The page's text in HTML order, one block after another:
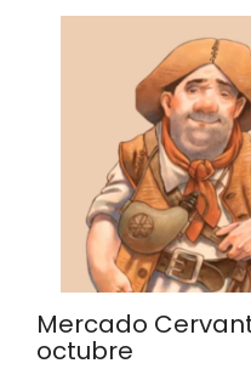
Mercado
octubre